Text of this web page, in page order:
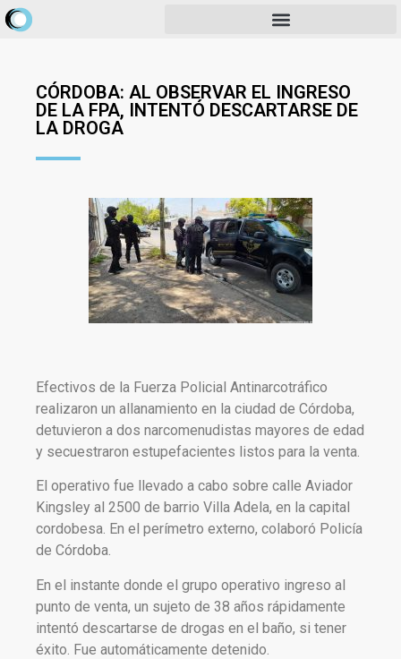
CÓRDOBA: AL OBSERVAR EL INGRESO
DE LA FPA, INTENTÓ DESCARTARSE DE
LA DROGA
Efectivos de la Fuerza Policial Antinarcotráfico
realizaron un allanamiento en la ciudad de Córdoba,
detuvieron a dos narcomenudistas mayores de edad
y secuestraron estupefacientes listos para la venta.
El operativo fue llevado a cabo sobre calle Aviador
Kingsley al 2500 de barrio Villa Adela, en la capital
cordobesa. En el perímetro externo, colaboró Policía
de Córdoba.
En el instante donde el grupo operativo ingreso al
punto de venta, un sujeto de 38 años rápidamente
intentó descartarse de drogas en el baño, si tener
éxito. Fue automáticamente detenido.